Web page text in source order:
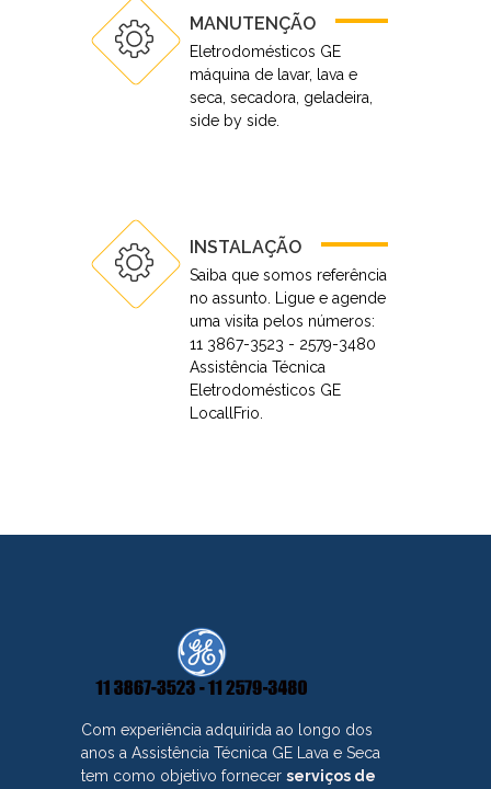
MANUTENÇÃO
Eletrodomésticos GE
máquina de lavar, lava e
seca, secadora, geladeira,
side by side.
INSTALAÇÃO
Saiba que somos referência
no assunto. Ligue e agende
uma visita pelos números:
11 3867-3523 - 2579-3480
Assistência Técnica
Eletrodomésticos GE
LocallFrio.
Com experiência adquirida ao longo dos
anos a Assistência Técnica GE Lava e Seca
tem como objetivo fornecer serviços de